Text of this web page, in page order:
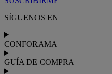
SÍGUENOS EN
CONFORAMA
GUÍA DE COMPRA